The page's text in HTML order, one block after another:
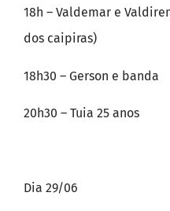
18h – Valdemar e
dos caipiras)
18h30 – Gerson e banda
20h30 – Tuia 25 anos
Dia 29/06